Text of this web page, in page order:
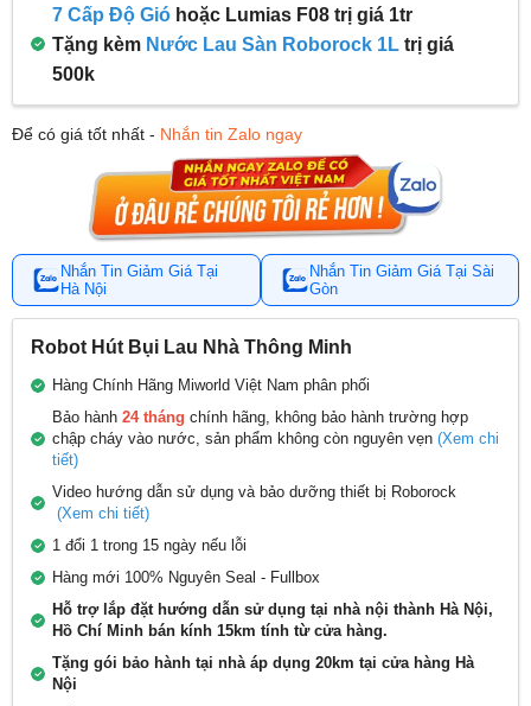
7 Cấp Độ Gió hoặc Lumias F08 trị giá 1tr
Tặng kèm Nước Lau Sàn Roborock 1L trị giá
500k
Để có giá tốt nhất - Nhắn tin Zalo ngay
Nhắn Tin Giảm Giá Tại
Hà Nội
Nhắn Tin Giảm Giá Tại Sài
Gòn
Robot Hút Bụi Lau Nhà Thông Minh
Hàng Chính Hãng Miworld Việt Nam phân phối
Bảo hành 24 tháng chính hãng, không bảo hành trường hợp
chập cháy vào nước, sản phẩm không còn nguyên vẹn (Xem chi
tiết)
Video hướng dẫn sử dụng và bảo dưỡng thiết bị Roborock
(Xem chi tiết)
1 đổi 1 trong 15 ngày nếu lỗi
Hàng mới 100% Nguyên Seal - Fullbox
Hỗ trợ lắp đặt hướng dẫn sử dụng tại nhà nội thành Hà Nội,
Hồ Chí Minh bán kính 15km tính từ cửa hàng.
Tặng gói bảo hành tại nhà áp dụng 20km tại cửa hàng Hà
Nội